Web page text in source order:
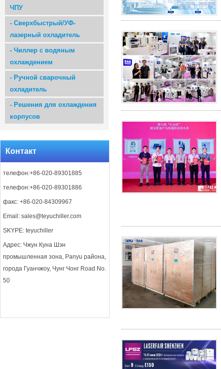
ЧПУ
- Сверхбыстрый/УФ-
лазерный охладитель
- Чиллер с водяным
охлаждением
- Ручной сварочный
охладитель
- Решения для охлаждения
корпусов
Контакт
телефон:+86-020-89301885
телефон:+86-020-89301886
факс: +86-020-84309967
Email: sales@teyuchiller.com
SKYPE: teyuchiller
Адрес: Чжун Куна Шэн
промышленная зона, Panyu района,
города Гуанчжоу, Чунг Чонг Road No.
50